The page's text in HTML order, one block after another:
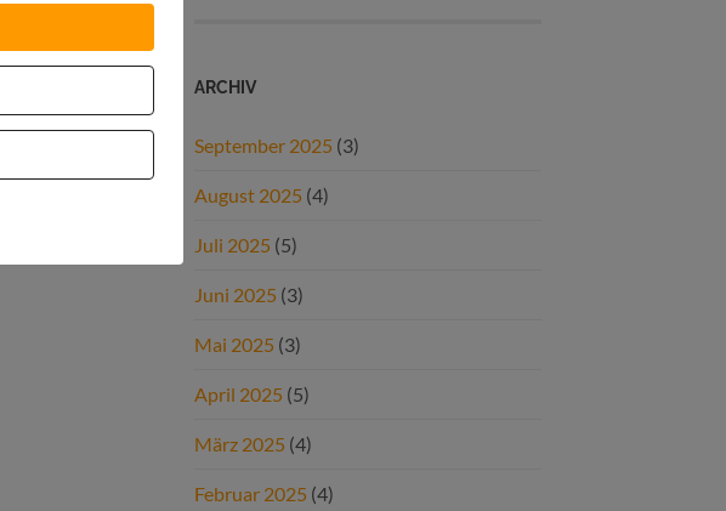
ARCHIV
September 2025 (3)
August 2025 (4)
Juli 2025 (5)
Juni 2025 (3)
Mai 2025 (3)
April 2025 (5)
März 2025 (4)
Februar 2025 (4)